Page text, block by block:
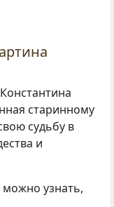
старинному
судьбу в
и
узнать,